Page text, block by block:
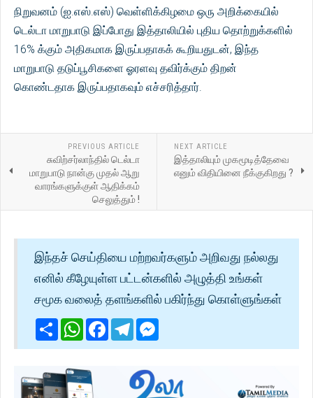
நிறுவனம் (ஐ.எஸ்.எஸ்) வெள்ளிக்கிழமை ஒரு அறிக்கையில்
டெல்டா மாறுபாடு இப்போது இத்தாலியில் புதிய தொற்றுக்களில்
16% க்கும் அதிகமாக இருப்பதாகக் கூறியதுடன், இந்த
மாறுபாடு தடுப்பூசிகளை ஓரளவு தவிர்க்கும் திறன்
கொண்டதாக இருப்பதாகவும் எச்சரித்தார்.
PREVIOUS ARTICLE
சுவிற்சர்லாந்தில் டெல்டா
மாறுபாடு நான்கு முதல் ஆறு
வாரங்களுக்குள் ஆதிக்கம்
செலுத்தும் !
NEXT ARTICLE
இத்தாலியும் முகமூடித்தேவை
எனும் விதியினை நீக்குகிறது ?
இந்தச் செய்தியை மற்றவர்களும் அறிவது நல்லது
எனில் கீழேயுள்ள பட்டன்களில் அழுத்தி உங்கள்
சமூக வலைத் தளங்களில் பகிர்ந்து கொள்ளுங்கள்
ShareWhatsApp
Facebook
Telegram